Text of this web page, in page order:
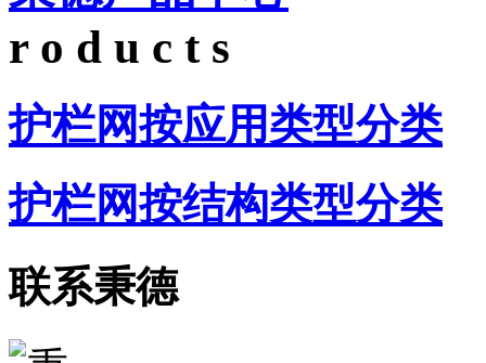
r o d u c t s
护栏网按应用类型分类
护栏网按结构类型分类
联系秉德